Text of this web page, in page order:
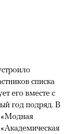
списка
его вместе с
год подряд. В
«Модная